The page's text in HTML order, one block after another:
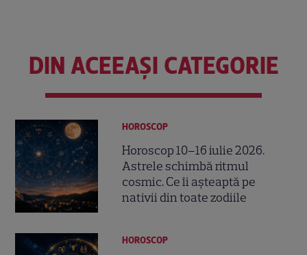
DIN ACEEAȘI CATEGORIE
HOROSCOP
Horoscop 10–16 iulie 2026.
Astrele schimbă ritmul
cosmic. Ce îi așteaptă pe
nativii din toate zodiile
HOROSCOP